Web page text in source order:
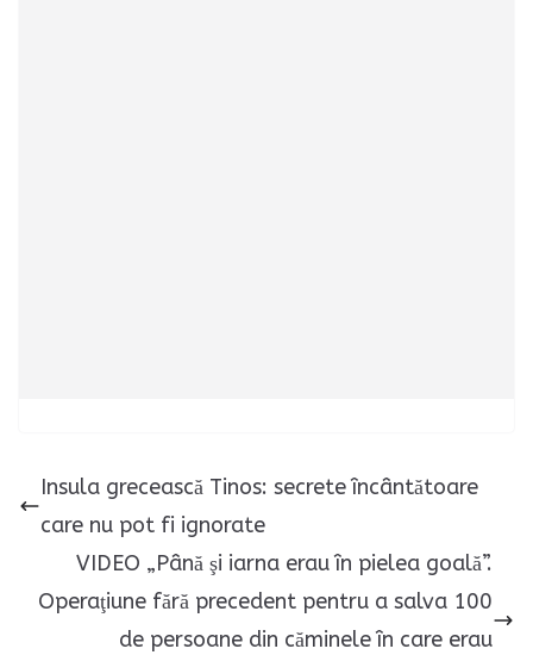
Insula grecească Tinos: secrete încântătoare
care nu pot fi ignorate
VIDEO „Până şi iarna erau în pielea goală”.
Operaţiune fără precedent pentru a salva 100
de persoane din căminele în care erau